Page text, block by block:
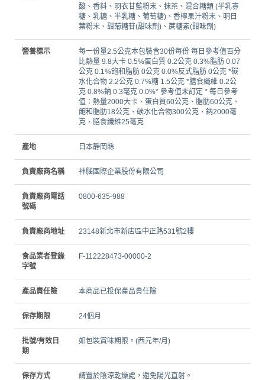
酸、香料、羽衣甘藍粉末、抹茶、混合糖類 (半乳寡
糖、乳糖、半乳糖、葡萄糖)、香檸果汁粉末、明日
葉粉末、甜菊糖苷(甜味劑)、蔗糖素(甜味劑)
營養標示
每一份量2.5公克本包裝含30份每份 每日參考值百分
比熱量 9.8大卡 0.5%蛋白質 0.2公克 0.3%脂肪 0.07
公克 0.1%飽和脂肪 0公克 0.0%反式脂肪 0公克 *碳
水化合物 2.2公克 0.7%糖 1.5公克 *膳食纖維 0.2公
克 0.8%鈉 0.3毫克 0.0%* 參考值未訂定 * 每日參考
值：熱量2000大卡、蛋白質60公克、脂肪60公克、
飽和脂肪18公克、碳水化合物300公克、鈉2000毫
克、膳食纖維25毫克
產地 日本靜岡縣
負責廠商名稱 神腦國際企業股份有限公司
負責廠商電話
號碼
0800-635-988
負責廠商地址 23148新北市新店區中正路531號2樓
食品業者登錄
字號
F-112228473-00000-2
產品責任險 本商品已投保產品責任險
保存期限 24個月
批號/有效日
期
如包裝賞味期限。(西元年/月)
保存方式 請置於陰涼乾燥處，避免陽光直射。